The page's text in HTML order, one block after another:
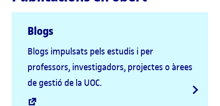
Blogs
Blogs impulsats pels estudis i per
professors, investigadors, projectes o àrees
de gestió de la UOC.